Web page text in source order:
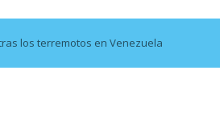
su mis... AGOSTO 9, 2026
por los terr... AGOSTO 9, 2026
AGOSTO 9, 2026
los terremotos en Venezuela